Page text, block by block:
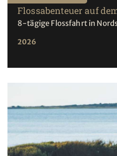
Flossabenteuer auf
8-tägige Flossfahrt in
2026